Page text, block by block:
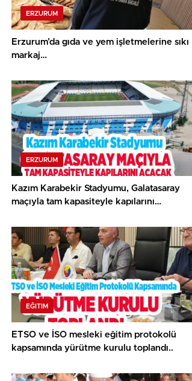
ERZURUM
Erzurum’da gıda ve yem işletmelerine sıkı
markaj…
ERZURUM
Kazım Karabekir Stadyumu, Galatasaray
maçıyla tam kapasiteyle kapılarını
EĞITIM
ETSO ve İSO mesleki eğitim protokolü
kapsamında yürütme kurulu toplandı..